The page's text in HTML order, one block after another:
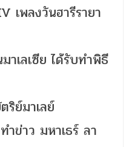
เพลงวันฮารีรายา
าเลเซีย ได้รับทำพิธี
ริย์มาเลย์
ข่าว มหาเธร์ ลา